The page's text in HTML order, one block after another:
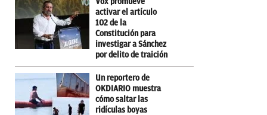
activar el artículo
102 de la
Constitución para
investigar a Sánchez
por delito de traición
Un reportero de
OKDIARIO muestra
cómo saltar las
ridículas boyas